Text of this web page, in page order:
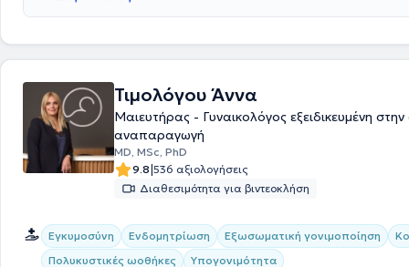
του Αριστοτελείου Πανεπιστημίου Θεσσαλονίκης. Στο ιδιωτικό της
Τιμολόγου Άννα
Μαιευτήρας - Γυναικολόγος εξειδικευμένη
αναπαραγωγή
MD, MSc, PhD
9.8|536 αξιολογήσεις
Διαθεσιμότητα για βιντεοκλήση
Εγκυμοσύνη Ενδομητρίωση Εξωσωματική γονιμοποίηση
Πολυκυστικές ωοθήκες
Υπογονιμότητα